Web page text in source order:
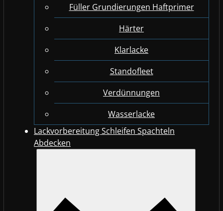
Füller Grundierungen Haftprimer
Härter
Klarlacke
Standofleet
Verdünnungen
Wasserlacke
Lackvorbereitung Schleifen Spachteln
Abdecken